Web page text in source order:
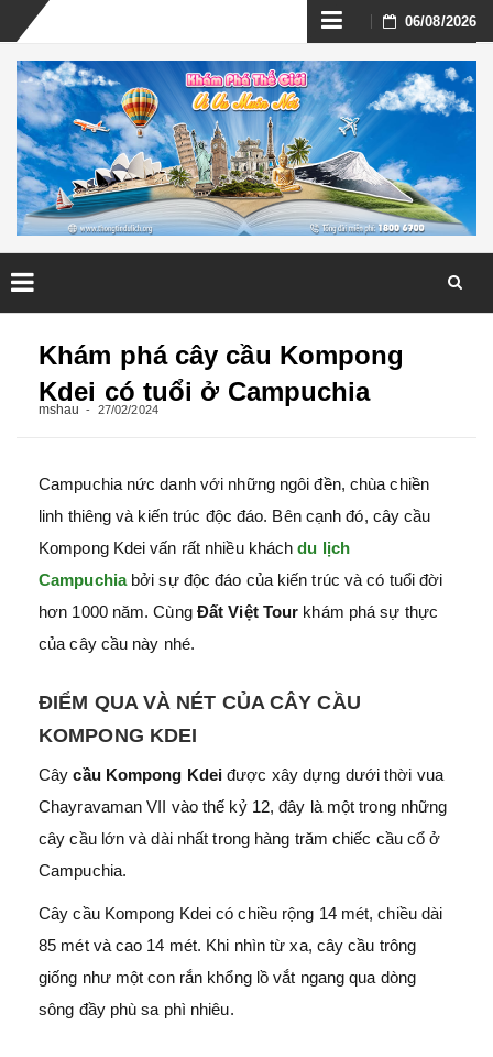
Skip
to
content
06/08/2026
Khám phá cây cầu Kompong
Kdei có tuổi ở Campuchia
mshau 27/02/2024
Campuchia nức danh với những ngôi đền, chùa chiền
linh thiêng và kiến trúc độc đáo. Bên cạnh đó, cây cầu
Kompong Kdei vấn rất nhiều khách du lịch
Campuchia bởi sự độc đáo của kiến trúc và có tuổi đời
hơn 1000 năm. Cùng Đất Việt Tour khám phá sự thực
của cây cầu này nhé.
ĐIỂM QUA VÀ NÉT CỦA CÂY CẦU
KOMPONG KDEI
Cây cầu Kompong Kdei được xây dựng dưới thời vua
Chayravaman VII vào thế kỷ 12, đây là một trong những
cây cầu lớn và dài nhất trong hàng trăm chiếc cầu cổ ở
Campuchia.
Cây cầu Kompong Kdei có chiều rộng 14 mét, chiều dài
85 mét và cao 14 mét. Khi nhìn từ xa, cây cầu trông
giống như một con rắn khổng lồ vắt ngang qua dòng
sông đầy phù sa phì nhiêu.